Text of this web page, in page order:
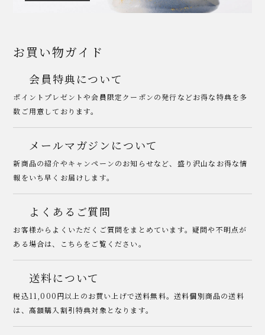
お買い物ガイド
会員特典について
ポイントプレゼントや会員限定クーポンの発行などお得な特典を多
数ご用意しております。
メールマガジンについて
新商品の紹介やキャンペーンのお知らせなど、盛り沢山なお得な情
報をいち早くお届けします。
よくあるご質問
お客様からよくいただくご質問をまとめています。疑問や不明点が
ある場合は、こちらをご覧ください。
送料について
税込11,000円以上のお買い上げで送料無料。送料個別商品の送料
は、高額購入割引特典対象となります。